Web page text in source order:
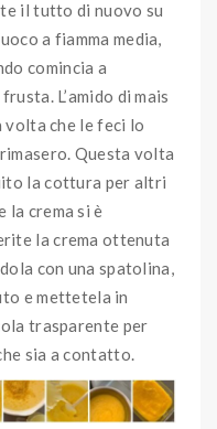
il tutto di nuovo su
a fiamma media,
comincia a
L’amido di mais
che le feci lo
Questa volta
la cottura per altri
la crema si è
la crema ottenuta
con una spatolina,
e mettetela in
trasparente per
sia a contatto.